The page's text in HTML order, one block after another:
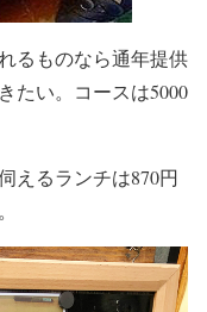
るものなら通年提供
たい。コースは5000
えるランチは870円